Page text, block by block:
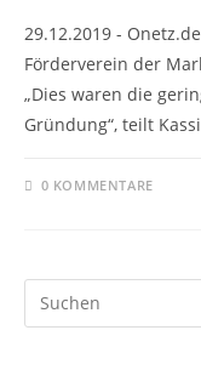
29.12.2019 -
Förderverein der
„Dies waren die
Gründung“, teilt
0 KOMMENTARE